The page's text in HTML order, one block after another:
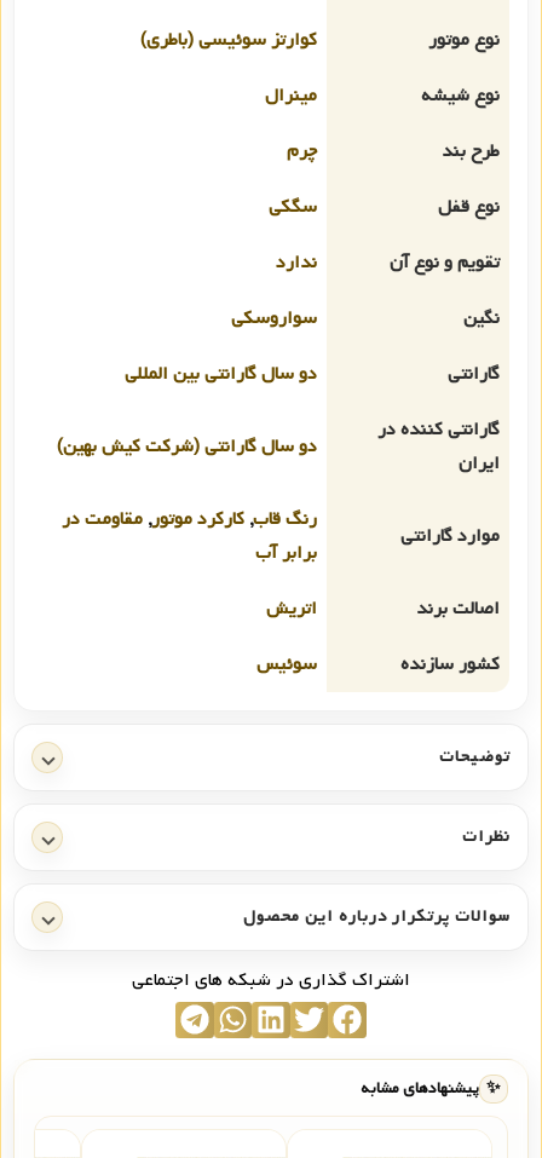
نوع موتور
کوارتز سوئیسی (باطری)
نوع شیشه
مینرال
طرح بند
چرم
نوع قفل
سگکی
تقویم و نوع آن
ندارد
نگین
سواروسکی
گارانتی
دو سال گارانتی بین المللی
گارانتی کننده در
ایران
دو سال گارانتی (شرکت کیش بهین)
موارد گارانتی
رنگ قاب, کارکرد موتور, مقاومت در
برابر آب
اصالت برند
اتریش
کشور سازنده
سوئیس
توضیحات
نظرات
سوالات پرتکرار درباره این محصول
اشتراک گذاری در شبکه های اجتماعی
✨ پیشنهادهای مشابه